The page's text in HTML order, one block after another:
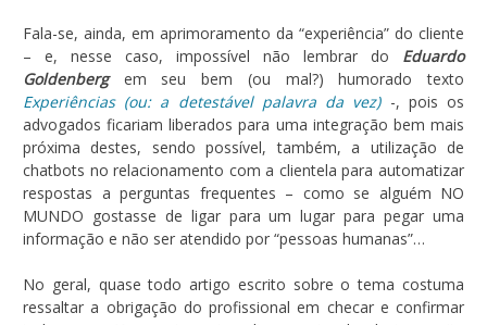
Fala-se, ainda, em aprimoramento da “experiência” do cliente
– e, nesse caso, impossível não lembrar do Eduardo
Goldenbergem seu bem (ou mal?) humorado texto
Experiências (ou: a detestável palavra da vez)-, pois os
advogados ficariam liberados para uma integração bem mais
próxima destes, sendo possível, também, a utilização de
chatbots no relacionamento com a clientela para automatizar
respostas a perguntas frequentes – como se alguém NO
MUNDO gostasse de ligar para um lugar para pegar uma
informação e não ser atendido por “pessoas humanas”…
No geral, quase todo artigo escrito sobre o tema costuma
ressaltar a obrigação do profissional em checar e confirmar